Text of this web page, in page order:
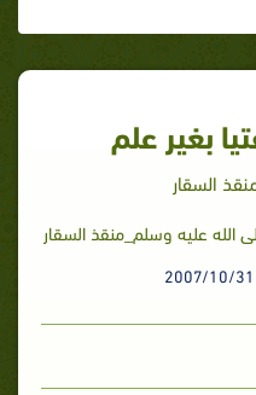
بغير علم
السقار
الله عليه وسلم_منقذ السقار
2007/10/31